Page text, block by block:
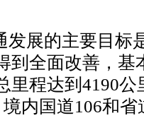
展的主要目标
到全面改善，
里程达到4190
内国道106和